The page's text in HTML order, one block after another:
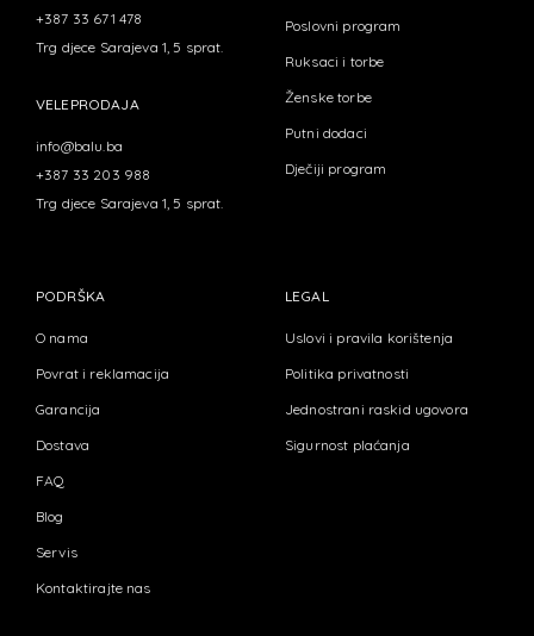
+387 33 671 478
Trg djece Sarajeva 1, 5 sprat.
VELEPRODAJA
info@balu.ba
+387 33 203 988
Trg djece Sarajeva 1, 5 sprat.
Poslovni program
Ruksaci i torbe
Ženske torbe
Putni dodaci
Dječiji program
PODRŠKA
O nama
Povrat i reklamacija
Garancija
Dostava
FAQ
Blog
Servis
Kontaktirajte nas
LEGAL
Uslovi i pravila korištenja
Politika privatnosti
Jednostrani raskid ugovora
Sigurnost plaćanja